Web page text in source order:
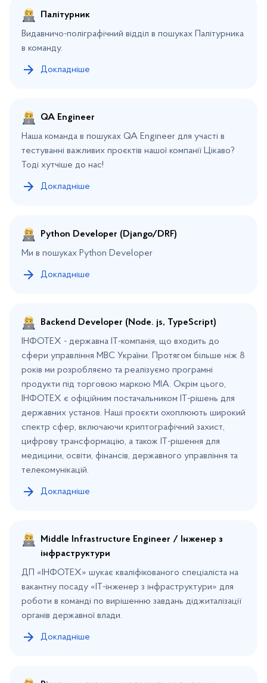
Палітурник
Видавничо-поліграфічний відділ в пошуках Палітурника
в команду.
Докладніше
QA Engineer
Наша команда в пошуках QA Engineer для участі в
тестуванні важливих проєктів нашої компанії Цікаво?
Тоді хутчіше до нас!
Докладніше
Python Developer (Django/DRF)
Ми в пошуках Python Developer
Докладніше
Backend Developer (Node. js, TypeScript)
ІНФОТЕХ - державна ІТ-компанія, що входить до
сфери управління МВС України. Протягом більше ніж 8
років ми розробляємо та реалізуємо програмні
продукти під торговою маркою МІА. Окрім цього,
ІНФОТЕХ є офіційним постачальником ІТ-рішень для
державних установ. Наші проєкти охоплюють широкий
спектр сфер, включаючи криптографічний захист,
цифрову трансформацію, а також ІТ-рішення для
медицини, освіти, фінансів, державного управління та
телекомунікацій.
Докладніше
Middle Infrastructure Engineer / Інженер з
інфраструктури
ДП «ІНФОТЕХ» шукає кваліфікованого спеціаліста на
вакантну посаду «ІТ-інженер з інфраструктури» для
роботи в команді по вирішенню завдань діджиталізації
органів державної влади.
Докладніше